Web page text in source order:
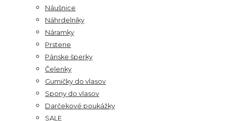
Náušnice
Náhrdelníky
Náramky
Prstene
Pánske šperky
Čelenky
Gumičky do vlasov
Spony do vlasov
Darčekové poukážky
SALE